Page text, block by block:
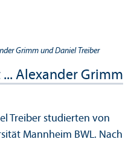
Grimm und Daniel Treiber
Alexander Grimm
Treiber studierten von
Mannheim BWL. Nach